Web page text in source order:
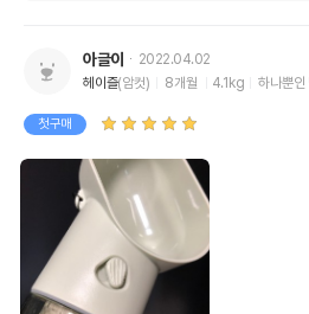
아글이
2022.04.02
헤이즐(암컷) 8개월 4.1kg 하나뿐인
첫구매